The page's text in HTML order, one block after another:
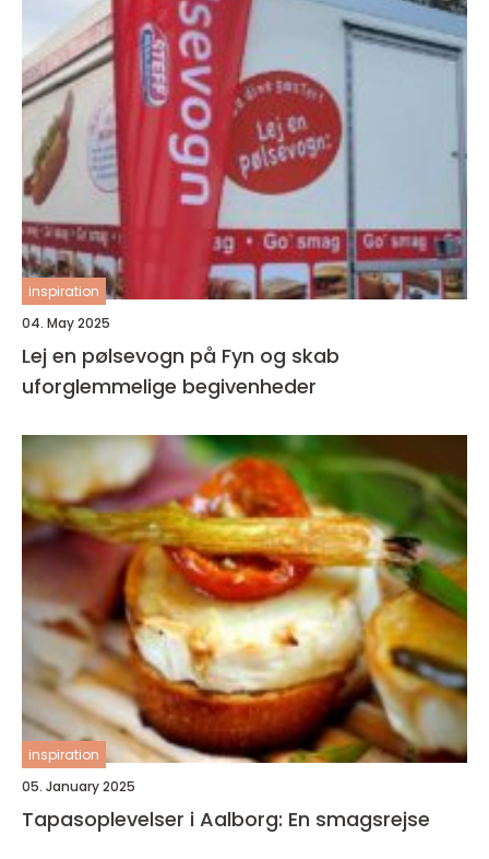
inspiration
04. May 2025
Lej en pølsevogn på Fyn og skab
uforglemmelige begivenheder
inspiration
05. January 2025
Tapasoplevelser i Aalborg: En smagsrejse